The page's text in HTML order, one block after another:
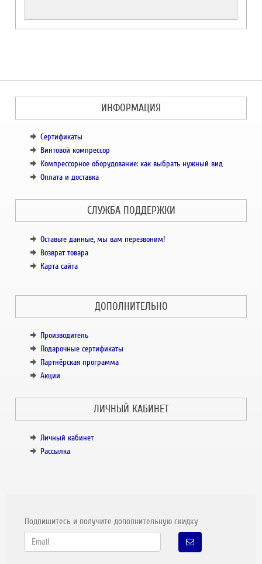
ИНФОРМАЦИЯ
Сертификаты
Винтовой компрессор
Компрессорное оборудование: как выбрать нужный вид
Оплата и доставка
СЛУЖБА ПОДДЕРЖКИ
Оставьте данные, мы вам перезвоним!
Возврат товара
Карта сайта
ДОПОЛНИТЕЛЬНО
Производитель
Подарочные сертификаты
Партнёрская программа
Акции
ЛИЧНЫЙ КАБИНЕТ
Личный кабинет
Рассылка
Подпишитесь и получите дополнительную скидку